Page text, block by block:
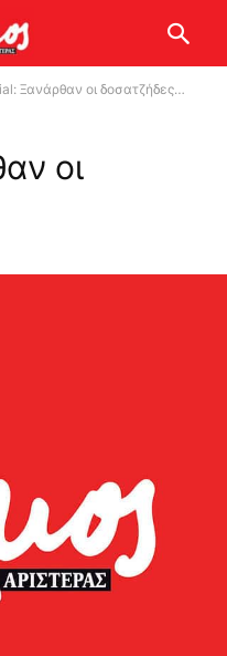
Ξανάρθαν οι δοσατζήδες…
οι